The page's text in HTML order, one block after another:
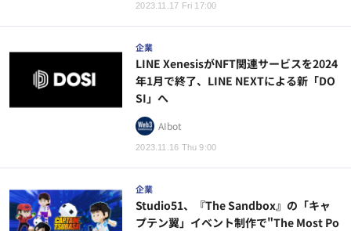
2023.11.17 Fri 17:00
企業
2023.11.16 Thu 9:00
LINE XenesisがNFT関連サービスを2024
年1月で終了、LINE NEXTによる新「DO
SI」へ
AIbot
企業
Studio51、『The Sandbox』の「キャ
プテン翼」イベント制作で"The Most Po